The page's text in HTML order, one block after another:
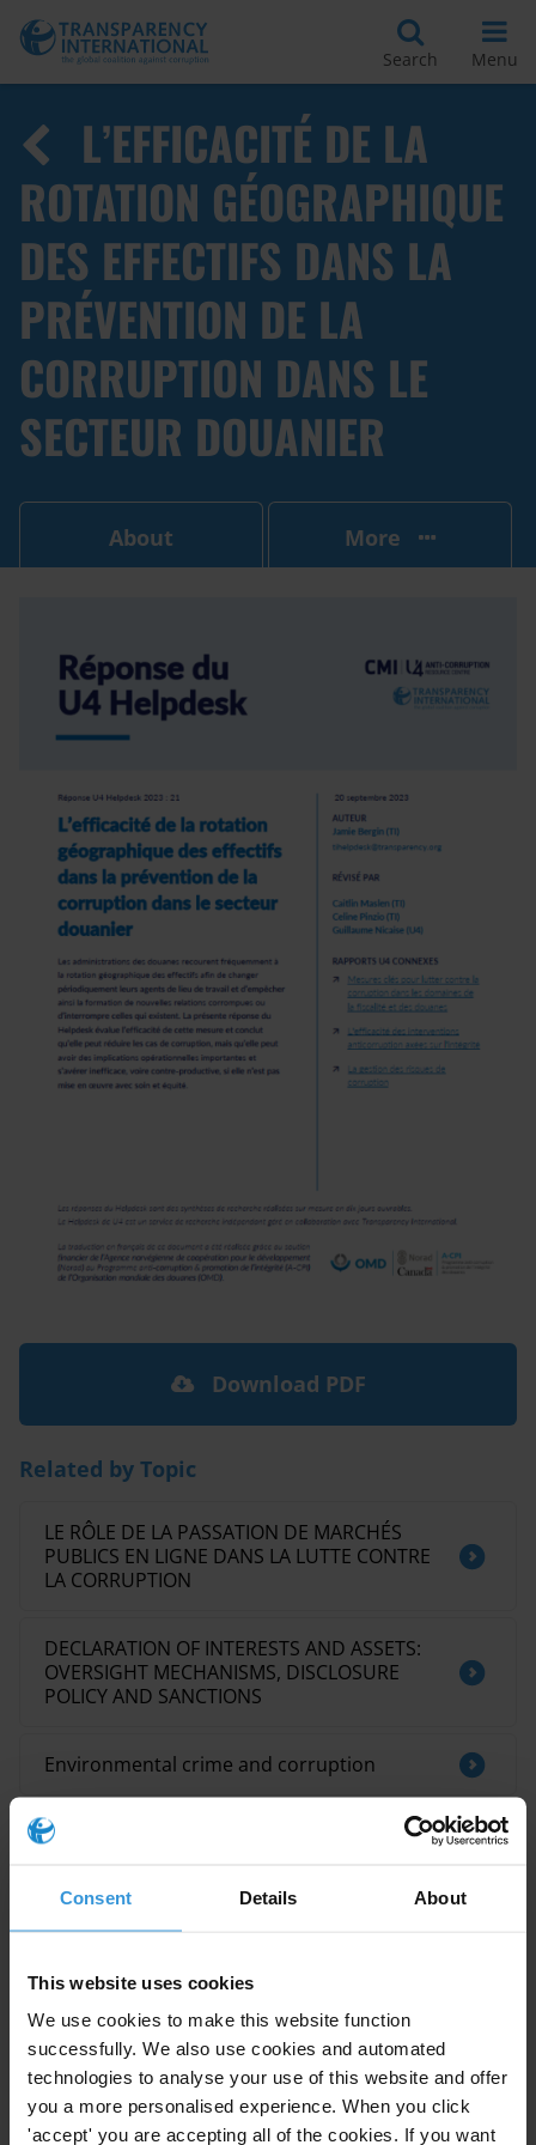
Consent Details About
This website uses cookies
We use cookies to make this website function
successfully. We also use cookies and automated
technologies to analyse your use of this website and offer
you a more personalised experience. When you click
'accept' you are accepting all of the cookies. If you want
Search Menu
L’EFFICACITÉ DE LA
ROTATION GÉOGRAPHIQUE
DES EFFECTIFS DANS LA
PRÉVENTION DE LA
CORRUPTION DANS LE
SECTEUR DOUANIER
About More
response to a query from a
Helpdesk is operated by Transparency International in
collaboration with the
U4 Anti-Corruption Resource
based at the
Query
Download PDF
Related by Topic
LE RÔLE DE LA PASSATION DE MARCHÉS
PUBLICS EN LIGNE DANS LA LUTTE CONTRE
LA CORRUPTION
DECLARATION OF INTERESTS AND ASSETS:
OVERSIGHT MECHANISMS, DISCLOSURE
POLICY AND SANCTIONS
Environmental crime and corruption